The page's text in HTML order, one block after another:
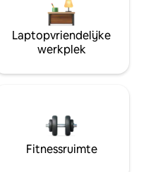
Laptopvriendelijke
werkplek
Fitnessruimte